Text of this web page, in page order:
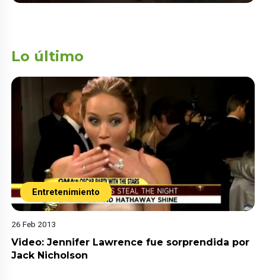
Lo último
Entretenimiento
26 Feb 2013
Video: Jennifer Lawrence fue sorprendida por
Jack Nicholson